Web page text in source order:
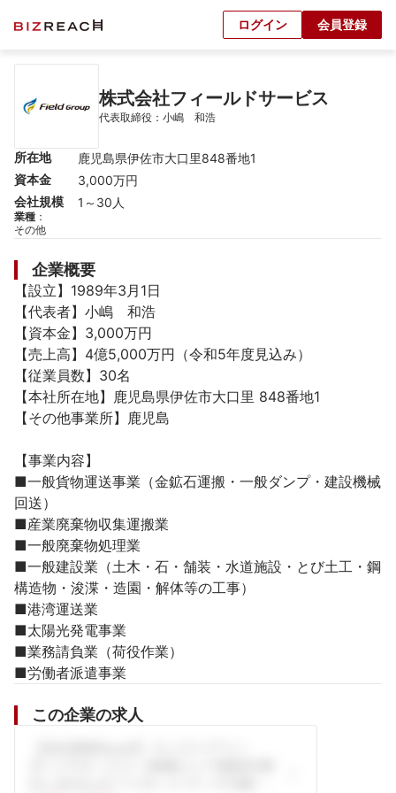
ログイン 会員登録
株式会社フィールドサービス
代表取締役：小嶋　和浩
所在地
鹿児島県伊佐市大口里848番地1
資本金
3,000万円
会社規模
1～30人
業種 ：
その他
企業概要
【設立】1989年3月1日
【代表者】小嶋　和浩
【資本金】3,000万円
【売上高】4億5,000万円（令和5年度見込み）
【従業員数】30名
【本社所在地】鹿児島県伊佐市大口里 848番地1
【その他事業所】鹿児島
【事業内容】
■一般貨物運送事業（金鉱石運搬・一般ダンプ・建設機械
回送）
■産業廃棄物収集運搬業
■一般廃棄物処理業
■一般建設業（土木・石・舗装・水道施設・とび土工・鋼
構造物・浚渫・造園・解体等の工事）
■港湾運送業
■太陽光発電事業
■業務請負業（荷役作業）
■労働者派遣事業
この企業の求人